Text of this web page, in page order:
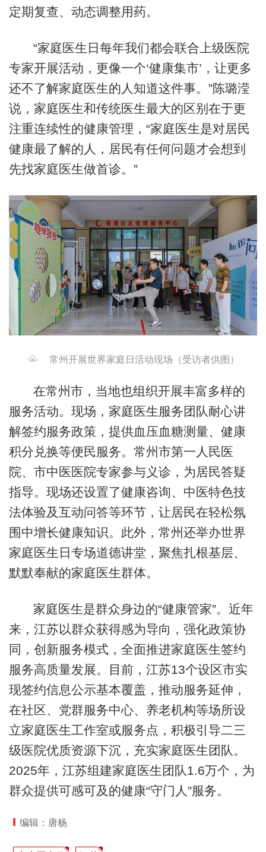
定期复查、动态调整用药。
“家庭医生日每年我们都会联合上级医院
专家开展活动，更像一个‘健康集市’，让更多
还不了解家庭医生的人知道这件事。”陈璐滢
说，家庭医生和传统医生最大的区别在于更
注重连续性的健康管理，“家庭医生是对居民
健康最了解的人，居民有任何问题才会想到
先找家庭医生做首诊。”
常州开展世界家庭日活动现场（受访者供图）
在常州市，当地也组织开展丰富多样的
服务活动。现场，家庭医生服务团队耐心讲
解签约服务政策，提供血压血糖测量、健康
积分兑换等便民服务。常州市第一人民医
院、市中医医院专家参与义诊，为居民答疑
指导。现场还设置了健康咨询、中医特色技
法体验及互动问答等环节，让居民在轻松氛
围中增长健康知识。此外，常州还举办世界
家庭医生日专场道德讲堂，聚焦扎根基层、
默默奉献的家庭医生群体。
家庭医生是群众身边的“健康管家”。近年
来，江苏以群众获得感为导向，强化政策协
同，创新服务模式，全面推进家庭医生签约
服务高质量发展。目前，江苏13个设区市实
现签约信息公示基本覆盖，推动服务延伸，
在社区、党群服务中心、养老机构等场所设
立家庭医生工作室或服务点，积极引导二三
级医院优质资源下沉，充实家庭医生团队。
2025年，江苏组建家庭医生团队1.6万个，为
群众提供可感可及的健康“守门人”服务。
编辑：唐杨